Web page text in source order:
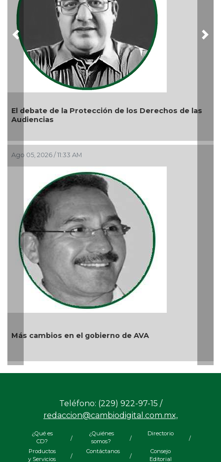
los Derechos de las
de AVA
La devoción protege la
reprimir el amor a Dios
Ago 04, 2026 / 9:32 AM